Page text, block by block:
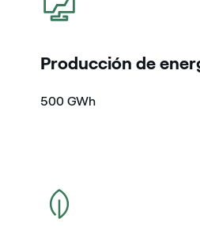
Producción de
500 GWh
icono